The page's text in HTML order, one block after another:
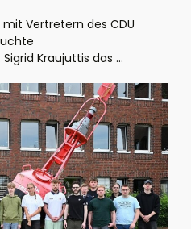
Vertretern des CDU
Kraujuttis das ...